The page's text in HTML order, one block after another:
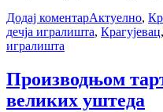
Додај коментарАктуелно,
дечја игралишта, Крагујевац,
игралишта
Производњом
великих уштеда